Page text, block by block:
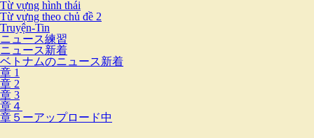
Từ vựng hình thái
Từ vựng theo chủ đề 2
Truyện-Tin
ニュース練習
ニュース新着
ベトナムのニュース新着
章 1
章 2
章 3
章４
章５ーアップロード中